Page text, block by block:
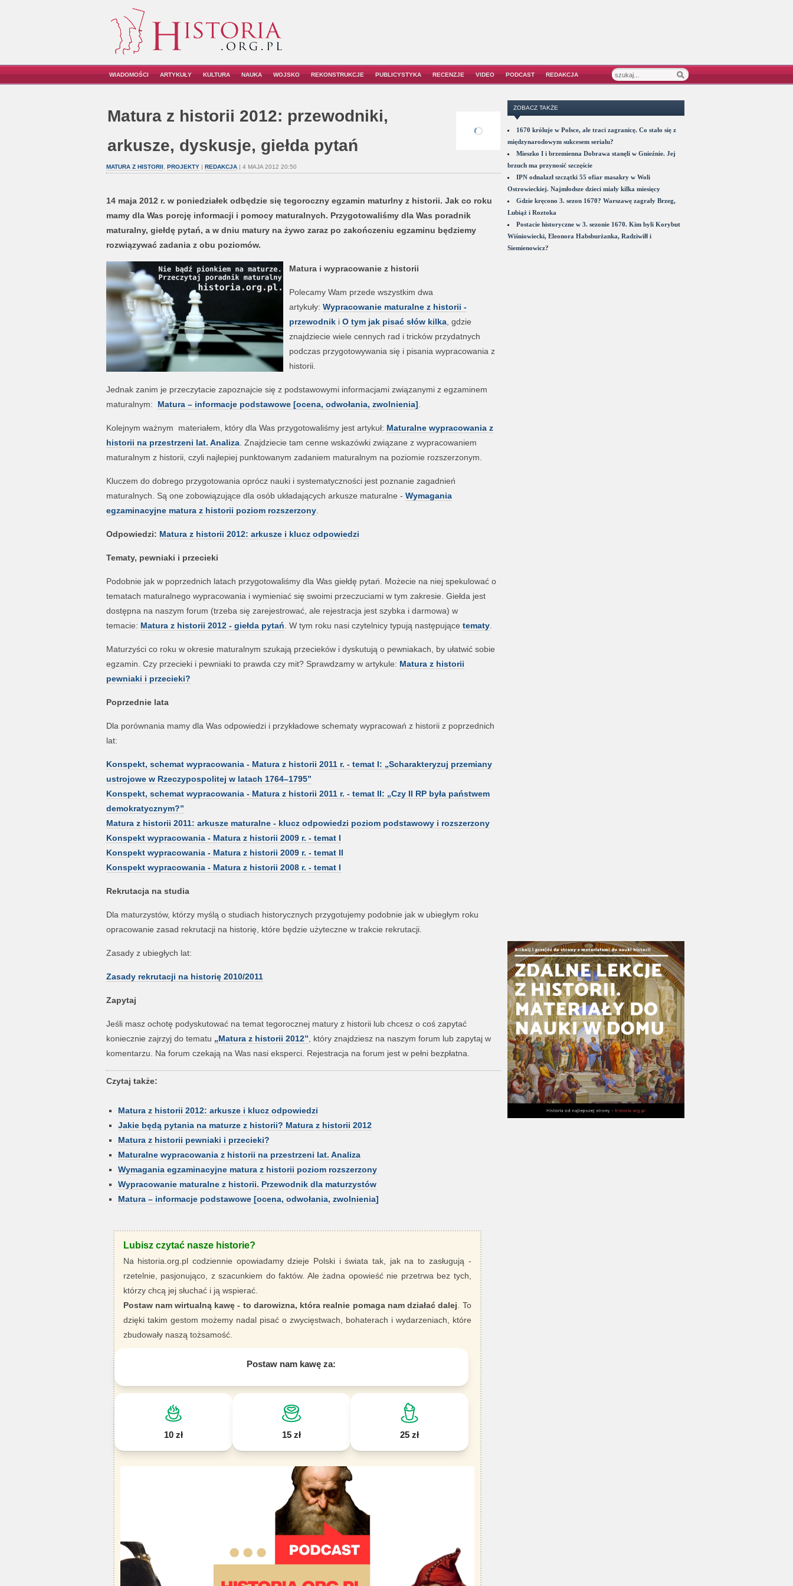
WIADOMOŚCI ARTYKUŁY KULTURA NAUKA WOJSKO REKONSTRUKCJE PUBLICYSTYKA RECENZJE VIDEO PODCAST REDAKCJA
Matura z historii 2012: przewodniki,
arkusze, dyskusje, giełda pytań
MATURA Z HISTORII, PROJEKTY| REDAKCJA| 4 MAJA 2012 20:50
14 maja 2012 r. w poniedziałek odbędzie się tegoroczny egzamin maturlny z historii. Jak co roku
mamy dla Was porcję informacji i pomocy maturalnych. Przygotowaliśmy dla Was poradnik
maturalny, giełdę pytań, a w dniu matury na żywo zaraz po zakończeniu egzaminu będziemy
rozwiązywać zadania z obu poziomów.
Matura i wypracowanie z historii
Polecamy Wam przede wszystkim dwa
artykuły: Wypracowanie maturalne z historii -
przewodniki O tym jak pisać słów kilka, gdzie
znajdziecie wiele cennych rad i tricków przydatnych
podczas przygotowywania się i pisania wypracowania z
historii.
Jednak zanim je przeczytacie zapoznajcie się z podstawowymi informacjami związanymi z egzaminem
maturalnym: Matura – informacje podstawowe [ocena, odwołania, zwolnienia]
Kolejnym ważnym materiałem, który dla Was przygotowaliśmy jest artykuł: Maturalne wypracowania z
historii na przestrzeni lat. Analiza. Znajdziecie tam cenne wskazówki związane z wypracowaniem
maturalnym z historii, czyli najlepiej punktowanym zadaniem maturalnym na poziomie rozszerzonym.
Kluczem do dobrego przygotowania oprócz nauki i systematyczności jest poznanie zagadnień
maturalnych. Są one zobowiązujące dla osób układających arkusze maturalne - Wymagania
egzaminacyjne matura z historii poziom rozszerzony.
Odpowiedzi: Matura z historii 2012: arkusze i klucz odpowiedzi
Tematy, pewniaki i przecieki
Podobnie jak w poprzednich latach przygotowaliśmy dla Was giełdę pytań. Możecie na niej spekulować o
tematach maturalnego wypracowania i wymieniać się swoimi przeczuciami w tym zakresie. Giełda jest
dostępna na naszym forum (trzeba się zarejestrować, ale rejestracja jest szybka i darmowa) w
temacie: Matura z historii 2012 - giełda pytań . W tym roku nasi czytelnicy typują następujące tematy.
Maturzyści co roku w okresie maturalnym szukają przecieków i dyskutują o pewniakach, by ułatwić sobie
egzamin. Czy przecieki i pewniaki to prawda czy mit? Sprawdzamy w artykule: Matura z historii
pewniaki i przecieki?
Poprzednie lata
Dla porównania mamy dla Was odpowiedzi i przykładowe schematy wypracowań z historii z poprzednich
lat:
Konspekt, schemat wypracowania - Matura z historii 2011 r. - temat I: „Scharakteryzuj przemiany
ustrojowe w Rzeczypospolitej w latach 1764–1795”
Konspekt, schemat wypracowania - Matura z historii 2011 r. - temat II: „Czy II RP była państwem
demokratycznym?”
Matura z historii 2011: arkusze maturalne - klucz odpowiedzi poziom podstawowy i rozszerzony
Konspekt wypracowania - Matura z historii 2009 r. - temat I
Konspekt wypracowania - Matura z historii 2009 r. - temat II
Konspekt wypracowania - Matura z historii 2008 r. - temat I
Rekrutacja na studia
Dla maturzystów, którzy myślą o studiach historycznych przygotujemy podobnie jak w ubiegłym roku
opracowanie zasad rekrutacji na historię, które będzie użyteczne w trakcie rekrutacji.
Zasady z ubiegłych lat:
Zasady rekrutacji na historię 2010/2011
Zapytaj
Jeśli masz ochotę podyskutować na temat tegorocznej matury z historii lub chcesz o coś zapytać
koniecznie zajrzyj do tematu „Matura z historii 2012” , który znajdziesz na naszym forum lub zapytaj w
komentarzu. Na forum czekają na Was nasi eksperci. Rejestracja na forum jest w pełni bezpłatna.
Czytaj także:
Matura z historii 2012: arkusze i klucz odpowiedzi
Jakie będą pytania na maturze z historii? Matura z historii 2012
Matura z historii pewniaki i przecieki?
Maturalne wypracowania z historii na przestrzeni lat. Analiza
Wymagania egzaminacyjne matura z historii poziom rozszerzony
Wypracowanie maturalne z historii. Przewodnik dla maturzystów
Matura – informacje podstawowe [ocena, odwołania, zwolnienia]
Lubisz czytać nasze historie?
Na historia.org.pl codziennie opowiadamy dzieje Polski i świata tak, jak na to zasługują -
rzetelnie, pasjonująco, z szacunkiem do faktów. Ale żadna opowieść nie przetrwa bez tych,
którzy chcą jej słuchać i ją wspierać.
Postaw nam wirtualną kawę - to darowizna, która realnie pomaga nam działać dalej . To
dzięki takim gestom możemy nadal pisać o zwycięstwach, bohaterach i wydarzeniach, które
zbudowały naszą tożsamość.
Postaw nam kawę za:
10 zł 15 zł 25 zł
ZOBACZ TAKŻE
1670 króluje w Polsce, ale traci zagranicę. Co stało się z
międzynarodowym sukcesem serialu?
Mieszko I i brzemienna Dobrawa stanęli w Gnieźnie. Jej
brzuch ma przynosić szczęście
IPN odnalazł szczątki 55 ofiar masakry w Woli
Ostrowieckiej. Najmłodsze dzieci miały kilka miesięcy
Gdzie kręcono 3. sezon 1670? Warszawę zagrały Brzeg,
Lubiąż i Roztoka
Postacie historyczne w 3. sezonie 1670. Kim byli Korybut
Wiśniowiecki, Eleonora Habsburżanka, Radziwiłł i
Siemienowicz?